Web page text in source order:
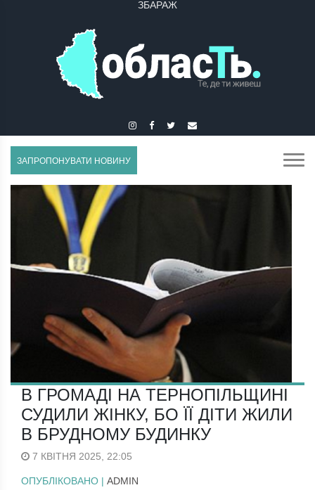
ЗБОРІВ
ЗАПРОПОНУВАТИ НОВИНУ
В ГРОМАДІ НА ТЕРНОПІЛЬЩИНІ
СУДИЛИ ЖІНКУ, БО ЇЇ ДІТИ ЖИЛИ
В БРУДНОМУ БУДИНКУ
7 КВІТНЯ 2025, 22:05
ОПУБЛІКОВАНО | ADMIN